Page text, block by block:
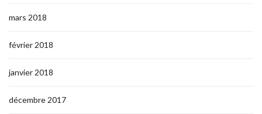
mars 2018
février 2018
janvier 2018
décembre 2017